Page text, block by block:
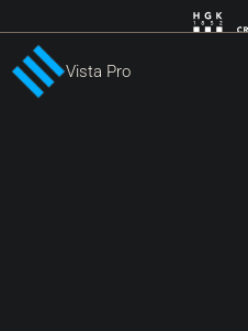
Vista Pro
REGISTRIRANA AGENCIJA ZA